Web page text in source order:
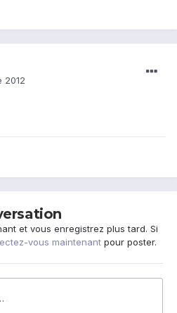
2012
et vous enregistrez plus tard. Si
vous maintenant pour poster.